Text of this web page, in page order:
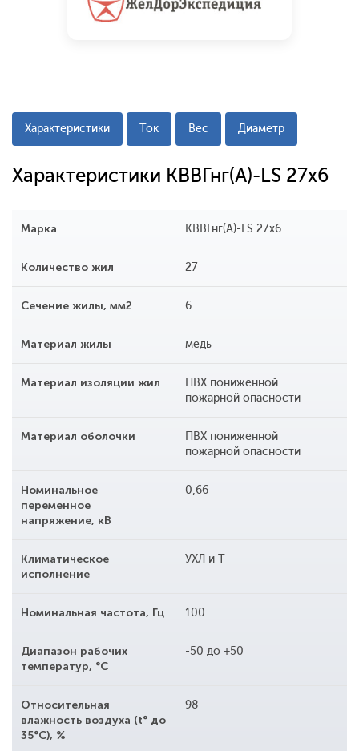
Характеристики Ток Вес Диаметр
Характеристики КВВГнг(А)-LS 27х6
Марка КВВГнг(А)-LS 27х6
Количество жил 27
Сечение жилы, мм2 6
Материал жилы медь
Материал изоляции жил
ПВХ пониженной
пожарной опасности
Материал оболочки
ПВХ пониженной
пожарной опасности
Номинальное
переменное
напряжение, кВ
0,66
Климатическое
исполнение
УХЛ и Т
Номинальная частота, Гц 100
Диапазон рабочих
температур, °С
-50 до +50
Относительная
влажность воздуха (t° до
35°С), %
98